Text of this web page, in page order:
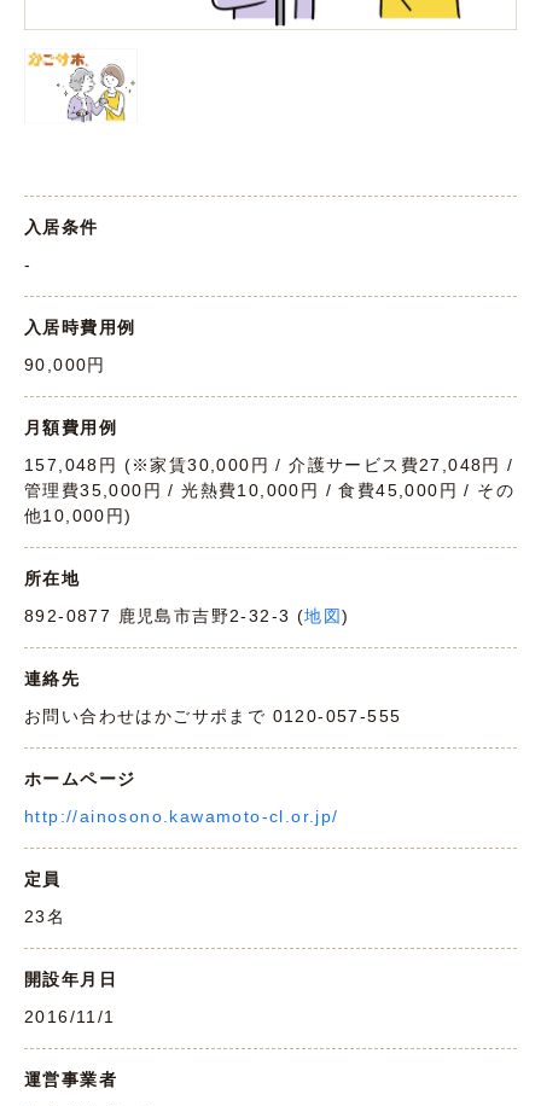
入居条件
-
入居時費用例
90,000円
月額費用例
157,048円 (※家賃30,000円 / 介護サービス費27,048円 /
管理費35,000円 / 光熱費10,000円 / 食費45,000円 / その
他10,000円)
所在地
892-0877 鹿児島市吉野2-32-3 (地図)
連絡先
お問い合わせはかごサポまで 0120-057-555
ホームページ
http://ainosono.kawamoto-cl.or.jp/
定員
23名
開設年月日
2016/11/1
運営事業者